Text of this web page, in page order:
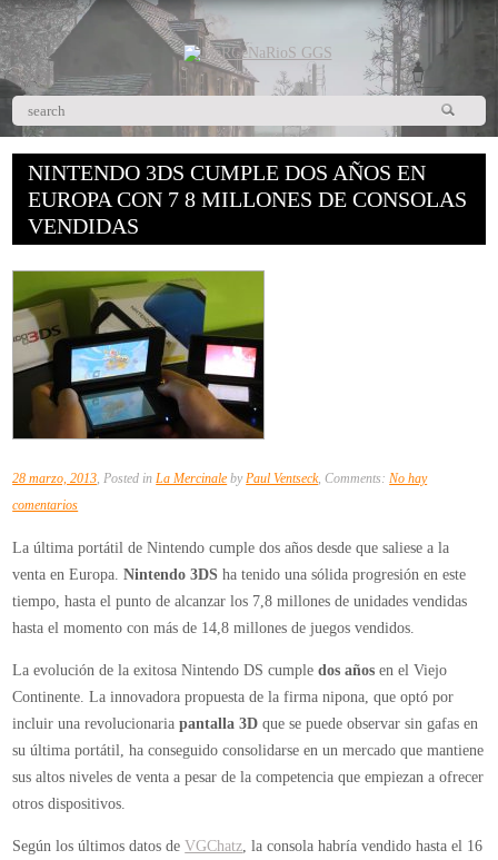
NINTENDO 3DS CUMPLE DOS AÑOS EN
EUROPA CON 7 8 MILLONES DE CONSOLAS
VENDIDAS
28 marzo, 2013, Posted inLa Mercinale byPaul Ventseck, Comments:No hay
comentariosen
3DS
cumple
dos
años
en
Europa
con
7
8
millones
consolas
La última portátil de Nintendo cumple dos años desde que saliese a la
venta en Europa.Nintendo 3DS ha tenido una sólida progresión en este
tiempo, hasta el punto de alcanzar los 7,8 millones de unidades vendidas
hasta el momento con más de 14,8 millones de juegos vendidos.
La evolución de la exitosa Nintendo DS cumpledos años en el Viejo
Continente. La innovadora propuesta de la firma nipona, que optó por
incluir una revolucionariapantalla 3D que se puede observar sin gafas en
su última portátil, ha conseguido consolidarse en un mercado que mantiene
sus altos niveles de venta a pesar de la competencia que empiezan a ofrecer
otros dispositivos.
Según los últimos datos deVGChatz, la consola habría vendido hasta el 16